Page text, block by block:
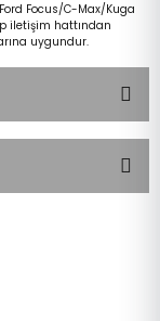
Focus/C-Max/Kuga
iletişim hattından
uygundur.